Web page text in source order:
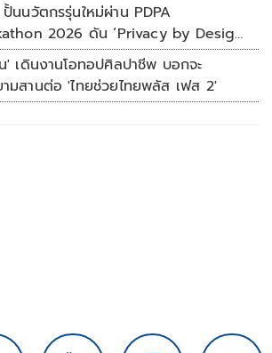
นนวัตกรรุ่นใหม่ผ่าน PDPA
2026 ดัน ‘Privacy by Design
สู่โซลูชันคุ้มครองข้อมูลส่วนบุคคลที่
ริง
' เดินงานโอทอปศิลปาชีพ บอกจะ
มสานต่อ 'ไทยช่วยไทยพลัส เฟส 2'